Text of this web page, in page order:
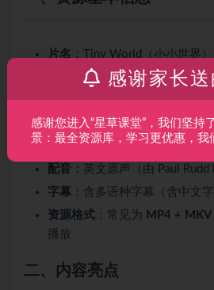
片名 ：Tiny World（小小世界）
：Apple TV+
季数：共2 季全
单集时长：约 30 分钟
画质：4K / 1080P 高清
配音 ：英文原声（由 Paul Rudd
字幕 ：含多语种字幕（含中文
资源格式 ：常见为 MP4 + MKV
播放
二、内容亮点
感谢家长
感谢您进入“星草课堂”，我们坚持
景：最全资源库，学习更优惠，我